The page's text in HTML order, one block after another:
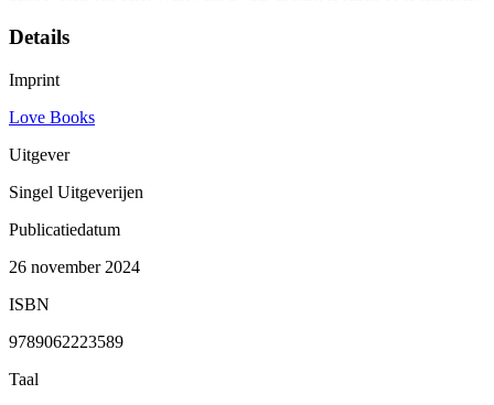
Details
Imprint
Love Books
Uitgever
Singel Uitgeverijen
Publicatiedatum
26 november 2024
ISBN
9789062223589
Taal